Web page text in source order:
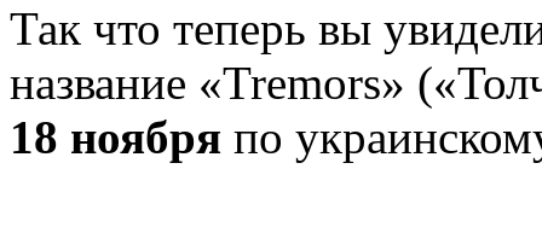
Так что теперь вы
название «Tremors»
18 ноября по